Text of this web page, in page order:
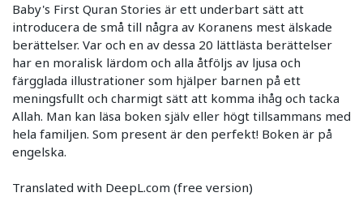
Baby's First Quran Stories är ett underbart sätt att
introducera de små till några av Koranens mest älskade
berättelser. Var och en av dessa 20 lättlästa berättelser
har en moralisk lärdom och alla åtföljs av ljusa och
färgglada illustrationer som hjälper barnen på ett
meningsfullt och charmigt sätt att komma ihåg och tacka
Allah. Man kan läsa boken själv eller högt tillsammans med
hela familjen. Som present är den perfekt! Boken är på
engelska.
Translated with DeepL.com (free version)